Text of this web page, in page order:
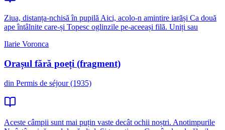
Ziua, distanța-nchisă în pupilă Aici, acolo-n amintire iarăși Ca două
ape întâlnite care-și Topesc oglinzile pe-aceeași filă. Uniți sau
Ilarie Voronca
Orașul fără poeți (fragment)
din Permis de séjour (1935)
Aceste câmpii sunt mai puțin vaste decât ochii noștri. Anotimpurile